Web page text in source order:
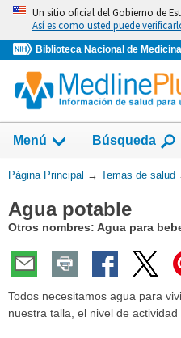
Omita
vaya
al
Contenido
Un sitio oficial del Gobierno de
Así es como usted puede
Biblioteca Nacional de Medicina
Menú
Mostrar
campo
de
Búsqueda
Usted
aquí:
Página Principal → Temas de salud
Agua potable
Otros nombres: Agua para
Todos necesitamos agua para
nuestra talla, el nivel de